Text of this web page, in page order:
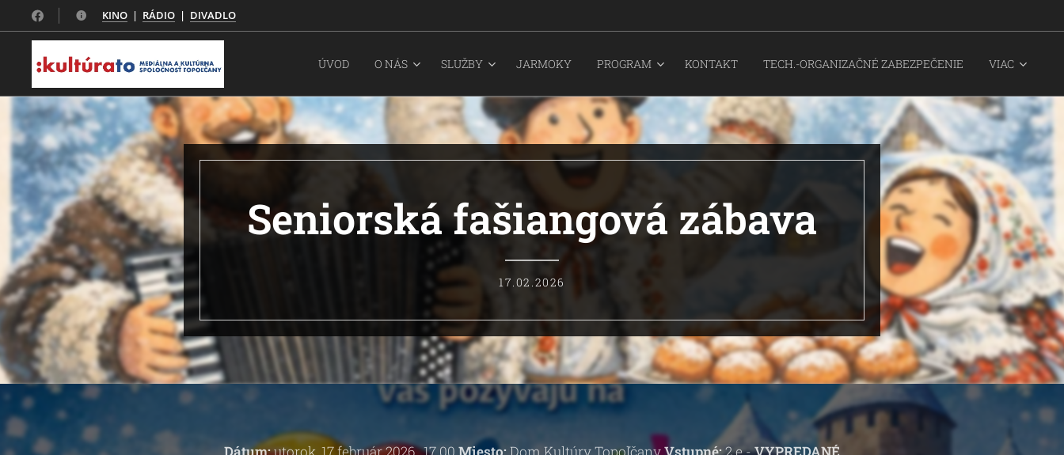
KINO | RÁDIO | DIVADLO
ÚVOD O NÁS SLUŽBY JARMOKY PROGRAM KONTAKT TECH.-ORGANIZAČNÉ ZABEZPEČENIE VIAC
Seniorská fašiangová zábava
17.02.2026